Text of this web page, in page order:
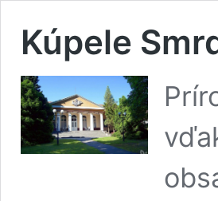
Kúpele